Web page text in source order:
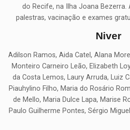
do Recife, na Ilha Joana
palestras, vacinação e exames
Niver
Adilson Ramos, Aida Catel, Alana
Monteiro Carneiro Leão, Elizabeth
da Costa Lemos, Laury Arruda, Luiz
Piauhylino Filho, Maria do Rosário
de Mello, Maria Dulce Lapa, Marise
Paulo Guilherme Pontes, Sérgio